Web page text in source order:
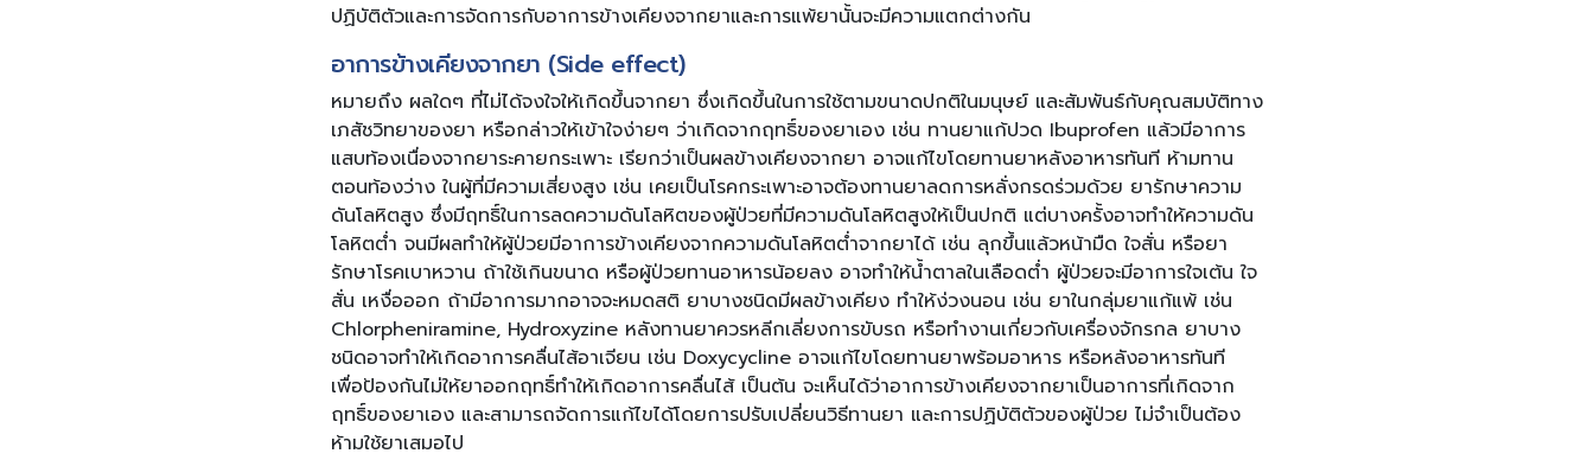
ปฏิบัติตัวและการจัดการกับอาการข้างเคียงจากยาและการแพ้ยานั้นจะมีความแตกต่างกัน
อาการข้างเคียงจากยา (Side effect)
หมายถึง ผลใดๆ ที่ไม่ได้จงใจให้เกิดขึ้นจากยา ซึ่งเกิดขึ้นในการใช้ตามขนาดปกติในมนุษย์ และสัมพันธ์กับคุณสมบัติทาง
เภสัชวิทยาของยา หรือกล่าวให้เข้าใจง่ายๆ ว่าเกิดจากฤทธิ์ของยาเอง เช่น ทานยาแก้ปวด Ibuprofen แล้วมีอาการ
แสบท้องเนื่องจากยาระคายกระเพาะ เรียกว่าเป็นผลข้างเคียงจากยา อาจแก้ไขโดยทานยาหลังอาหารทันที ห้ามทาน
ตอนท้องว่าง ในผู้ที่มีความเสี่ยงสูง เช่น เคยเป็นโรคกระเพาะอาจต้องทานยาลดการหลั่งกรดร่วมด้วย ยารักษาความ
ดันโลหิตสูง ซึ่งมีฤทธิ์ในการลดความดันโลหิตของผู้ป่วยที่มีความดันโลหิตสูงให้เป็นปกติ แต่บางครั้งอาจทำให้ความดัน
โลหิตต่ำ จนมีผลทำให้ผู้ป่วยมีอาการข้างเคียงจากความดันโลหิตต่ำจากยาได้ เช่น ลุกขึ้นแล้วหน้ามืด ใจสั่น หรือยา
รักษาโรคเบาหวาน ถ้าใช้เกินขนาด หรือผู้ป่วยทานอาหารน้อยลง อาจทำให้น้ำตาลในเลือดต่ำ ผู้ป่วยจะมีอาการใจเต้น ใจ
สั่น เหงื่อออก ถ้ามีอาการมากอาจจะหมดสติ ยาบางชนิดมีผลข้างเคียง ทำให้ง่วงนอน เช่น ยาในกลุ่มยาแก้แพ้ เช่น
Chlorpheniramine, Hydroxyzine หลังทานยาควรหลีกเลี่ยงการขับรถ หรือทำงานเกี่ยวกับเครื่องจักรกล ยาบาง
ชนิดอาจทำให้เกิดอาการคลื่นไส้อาเจียน เช่น Doxycycline อาจแก้ไขโดยทานยาพร้อมอาหาร หรือหลังอาหารทันที
เพื่อป้องกันไม่ให้ยาออกฤทธิ์ทำให้เกิดอาการคลื่นไส้ เป็นต้น จะเห็นได้ว่าอาการข้างเคียงจากยาเป็นอาการที่เกิดจาก
ฤทธิ์ของยาเอง และสามารถจัดการแก้ไขได้โดยการปรับเปลี่ยนวิธีทานยา และการปฏิบัติตัวของผู้ป่วย ไม่จำเป็นต้อง
ห้ามใช้ยาเสมอไป